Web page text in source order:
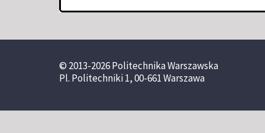
© 2013-2026 Politechnika Warszawska
Pl. Politechniki 1, 00-661 Warszawa